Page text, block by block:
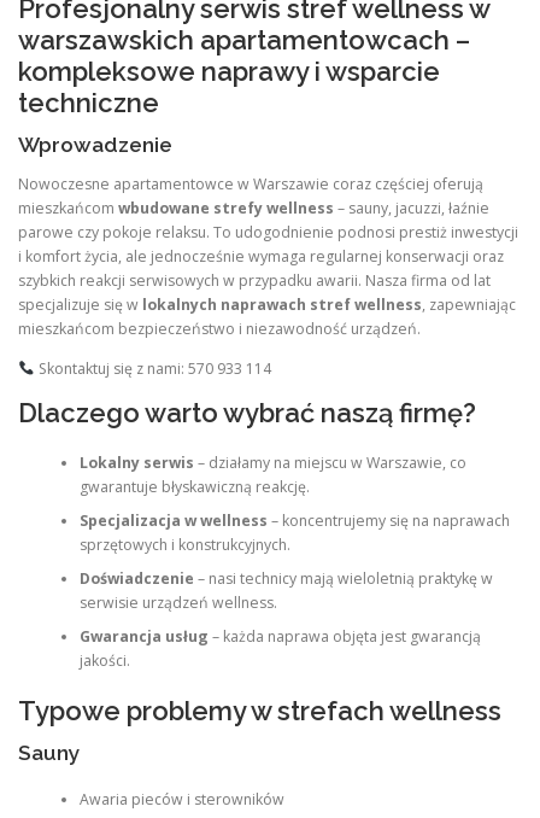
Profesjonalny serwis stref wellness w
warszawskich apartamentowcach –
kompleksowe naprawy i wsparcie
techniczne
Wprowadzenie
Nowoczesne apartamentowce w Warszawie coraz częściej oferują
mieszkańcom wbudowane strefy wellness – sauny, jacuzzi, łaźnie
parowe czy pokoje relaksu. To udogodnienie podnosi prestiż inwestycji
i komfort życia, ale jednocześnie wymaga regularnej konserwacji oraz
szybkich reakcji serwisowych w przypadku awarii. Nasza firma od lat
specjalizuje się w lokalnych naprawach stref wellness, zapewniając
mieszkańcom bezpieczeństwo i niezawodność urządzeń.
Skontaktuj się z nami: 570 933 114
Dlaczego warto wybrać naszą firmę?
Lokalny serwis – działamy na miejscu w Warszawie, co
gwarantuje błyskawiczną reakcję.
Specjalizacja w wellness – koncentrujemy się na naprawach
sprzętowych i konstrukcyjnych.
Doświadczenie – nasi technicy mają wieloletnią praktykę w
serwisie urządzeń wellness.
Gwarancja usług – każda naprawa objęta jest gwarancją
jakości.
Typowe problemy w strefach wellness
Sauny
Awaria pieców i sterowników